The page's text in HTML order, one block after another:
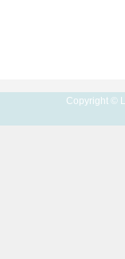
Copyright ©